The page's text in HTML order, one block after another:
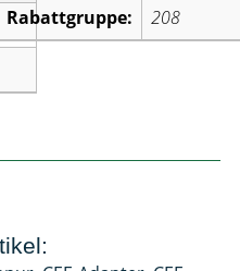
Rabattgruppe:
208